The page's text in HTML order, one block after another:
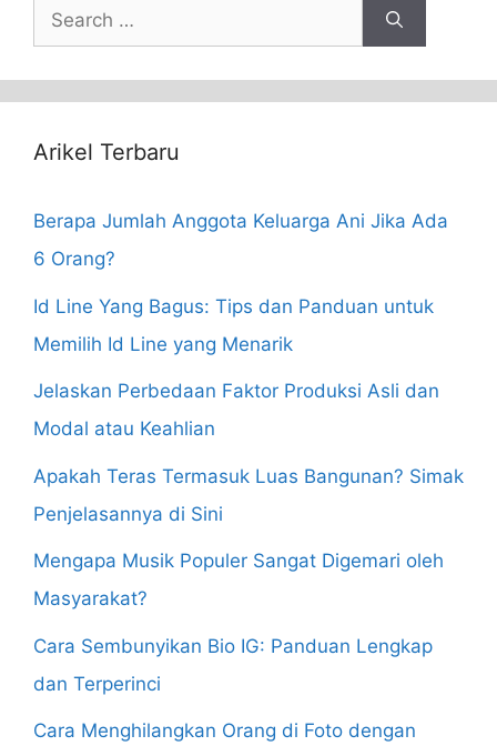
Search
for:
Arikel Terbaru
Berapa Jumlah Anggota Keluarga Ani Jika Ada
6 Orang?
Id Line Yang Bagus: Tips dan Panduan untuk
Memilih Id Line yang Menarik
Jelaskan Perbedaan Faktor Produksi Asli dan
Modal atau Keahlian
Apakah Teras Termasuk Luas Bangunan? Simak
Penjelasannya di Sini
Mengapa Musik Populer Sangat Digemari oleh
Masyarakat?
Cara Sembunyikan Bio IG: Panduan Lengkap
dan Terperinci
Cara Menghilangkan Orang di Foto dengan